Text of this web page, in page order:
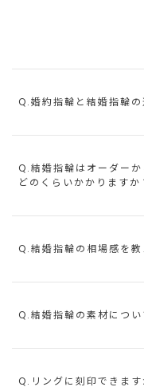
Q.婚約指輪と結婚指輪
Q.結婚指輪はオーダー
どのくらいかかりますか
Q.結婚指輪の相場感を教
Q.結婚指輪の素材につい
Q.リングに刻印できます